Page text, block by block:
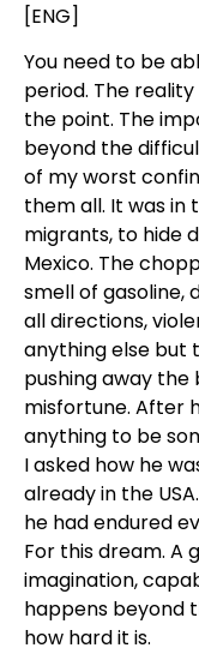
[ENG]
You need to be
period. The
the point. The
beyond the
of my worst
them all. It was in
migrants, to hide
Mexico. The
smell of gasoline,
all directions,
anything else but
pushing away
misfortune. After
anything to be
I asked how he
already in the
he had endured
For this dream. A
imagination,
happens beyond
how hard it is.